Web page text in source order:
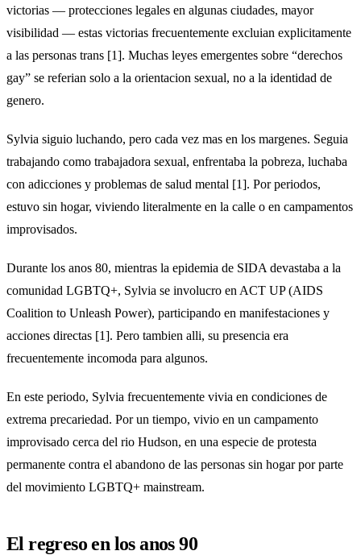
victorias — protecciones legales en algunas ciudades, mayor
visibilidad — estas victorias frecuentemente excluian explicitamente
a las personas trans [1]. Muchas leyes emergentes sobre “derechos
gay” se referian solo a la orientacion sexual, no a la identidad de
genero.
Sylvia siguio luchando, pero cada vez mas en los margenes. Seguia
trabajando como trabajadora sexual, enfrentaba la pobreza, luchaba
con adicciones y problemas de salud mental [1]. Por periodos,
estuvo sin hogar, viviendo literalmente en la calle o en campamentos
improvisados.
Durante los anos 80, mientras la epidemia de SIDA devastaba a la
comunidad LGBTQ+, Sylvia se involucro en ACT UP (AIDS
Coalition to Unleash Power), participando en manifestaciones y
acciones directas [1]. Pero tambien alli, su presencia era
frecuentemente incomoda para algunos.
En este periodo, Sylvia frecuentemente vivia en condiciones de
extrema precariedad. Por un tiempo, vivio en un campamento
improvisado cerca del rio Hudson, en una especie de protesta
permanente contra el abandono de las personas sin hogar por parte
del movimiento LGBTQ+ mainstream.
El regreso en los anos 90